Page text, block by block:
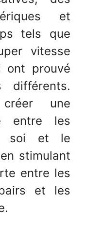
et
tels que
vitesse
ont prouvé
différents.
une
entre les
soi et le
stimulant
entre les
et les